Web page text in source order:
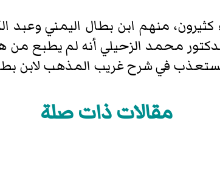
منهم ابن بطال اليمني وعبد
محمد الزحيلي أنه لم يطبع
في شرح غريب المذهب لابن
مقالات ذات صلة